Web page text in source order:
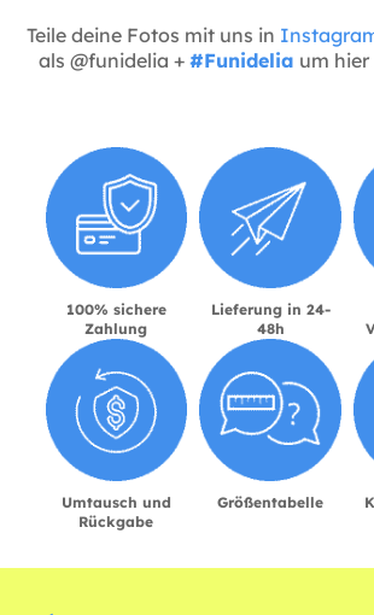
Teile deine Fotos mit uns in
als @funidelia + #Funidelia um hier
100% sichere
Zahlung
Lieferung in 24-
48h
Umtausch und
Rückgabe
Größentabelle